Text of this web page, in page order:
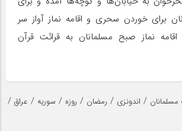
برای خوردن سحری و اقامه نماز آواز سر
نماز صبح مسلمانان به قرائت قرآن
مسلمانان / اندونزی / رمضان / روزه / سوریه / عراق /